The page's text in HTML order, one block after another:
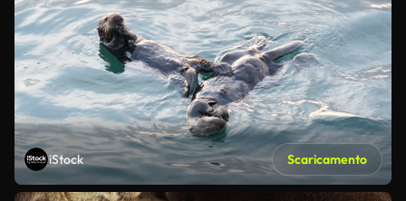
iStock Scaricamento